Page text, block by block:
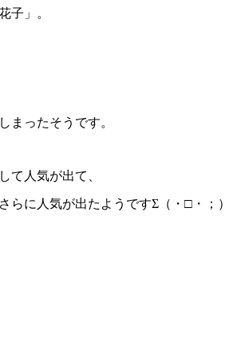
子」。
まったそうです。
て人気が出て、
らに人気が出たようですΣ（・□・；）